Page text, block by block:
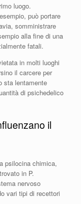
luogo.
può portare
somministrare
alla fine di una
fatali.
in molti luoghi
il carcere per
sta lentamente
di psichedelico
il
psilocina chimica,
in P.
nervoso
vari tipi di recettori